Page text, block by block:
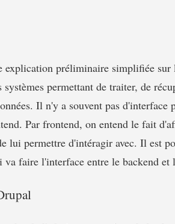
explication préliminaire simplifiée sur
permettant de traiter, de
Il n'y a souvent pas
Par frontend, on entend le fait
lui permettre d'intéragir avec. Il est
faire l'interface entre le backend et